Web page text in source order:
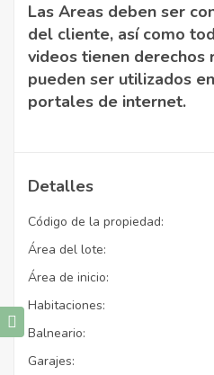
Las Areas deben ser
del cliente, así como
videos tienen derechos
pueden ser utilizados
portales de internet.
Detalles
Código de la propiedad:
Área del lote:
Área de inicio:
Habitaciones:
Balneario:
Garajes: